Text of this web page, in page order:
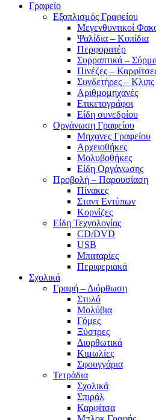
Γραφείο
Εξοπλισμός Γραφείου
Μεγενθυντικοί
Ψαλίδια – Κοπίδια
Περφορατέρ
Συρραπτικά –
Πινέζες –
Συνδετήρες – Κλιπς
Αριθμομηχανές
Ετικετογράφοι
Είδη συνεδρίου
Οργάνωση Γραφείου
Μηχανες Γραφείου
Αρχειοθήκες
Μολυβοθήκες
Είδη Οργάνωσης
Προβολή – Παρουσίαση
Πίνακες
Σταντ Εντύπων
Κορνίζες
Είδη Τεχνολογίας
CD/DVD
USB
Μπαταρίες
Περιφεριακά
Σχολικά
Γραφή – Διόρθωση
Στυλό
Μολύβια
Γόμες
Ξύστρες
Διορθωτικά
Κιμωλίες
Σφουγγάρια
Τετράδια
Σχολικά
Σπιράλ
Καρφίτσα